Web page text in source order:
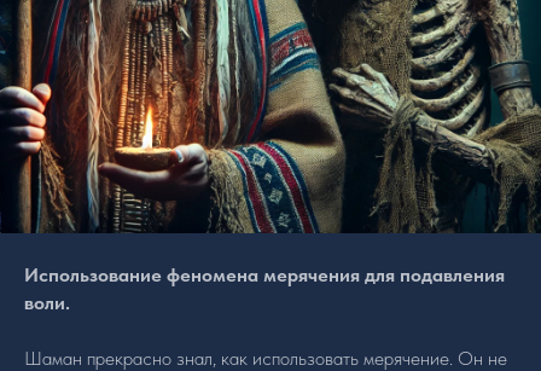
Использование феномена мерячения для подавления
воли.
Шаман прекрасно знал, как использовать мерячение. Он не